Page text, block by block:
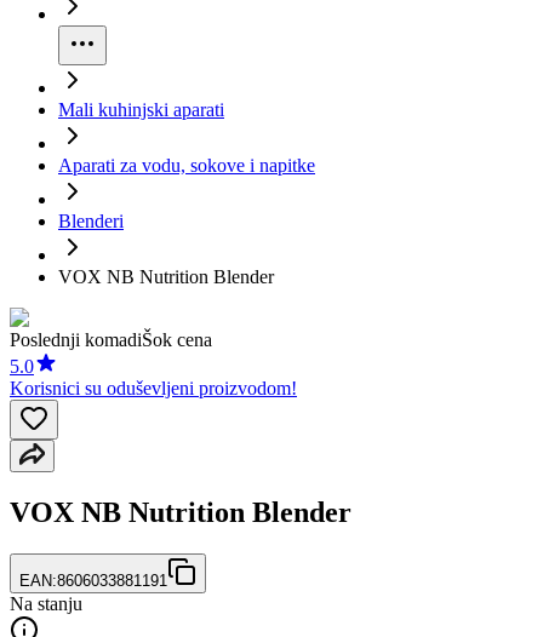
Mali kuhinjski aparati
Aparati za vodu, sokove i napitke
Blenderi
VOX NB Nutrition Blender
Poslednji komadiŠok cena
5.0
Korisnici su oduševljeni proizvodom!
VOX NB Nutrition Blender
EAN:8606033881191
Na stanju